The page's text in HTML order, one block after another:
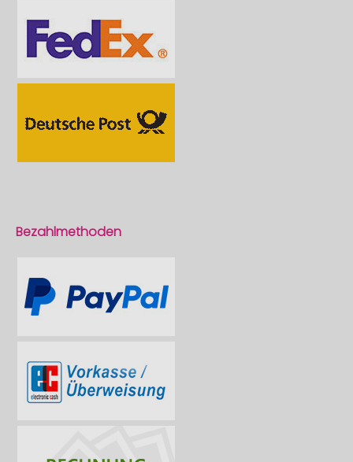
Bezahlmethoden